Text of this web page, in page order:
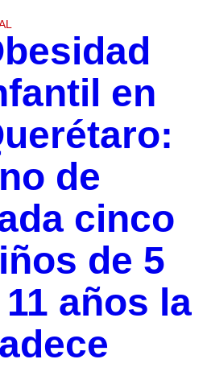
en
de
cinco
de 5
11 años la